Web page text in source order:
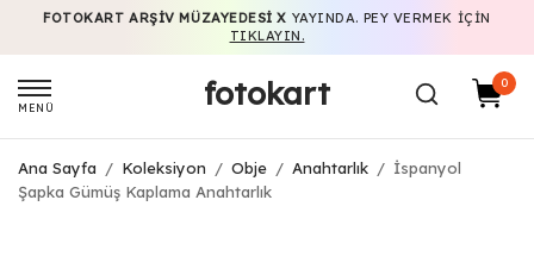
FOTOKART ARŞIV MÜZAYEDESI X YAYINDA. PEY VERMEK IÇIN
TIKLAYIN.
MENÜ fotokart 0
Ana Sayfa / Koleksiyon / Obje / Anahtarlık / İspanyol
Şapka Gümüş Kaplama Anahtarlık